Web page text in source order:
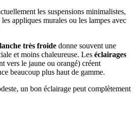
les suspensions minimalistes,
appliques murales ou les lampes avec
très froide donne souvent une
et moins chaleureuse. Les éclairages
vers le jaune ou orangé) créent
beaucoup plus haut de gamme.
un bon éclairage peut complètement